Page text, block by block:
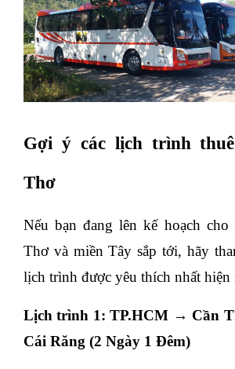
Gợi ý các lịch trình
Thơ
Nếu bạn đang lên kế hoạch cho
Thơ và miền Tây sắp tới, hãy
lịch trình được yêu thích nhất hiện
Lịch trình 1: TP.HCM → Cần
Cái Răng (2 Ngày 1 Đêm)